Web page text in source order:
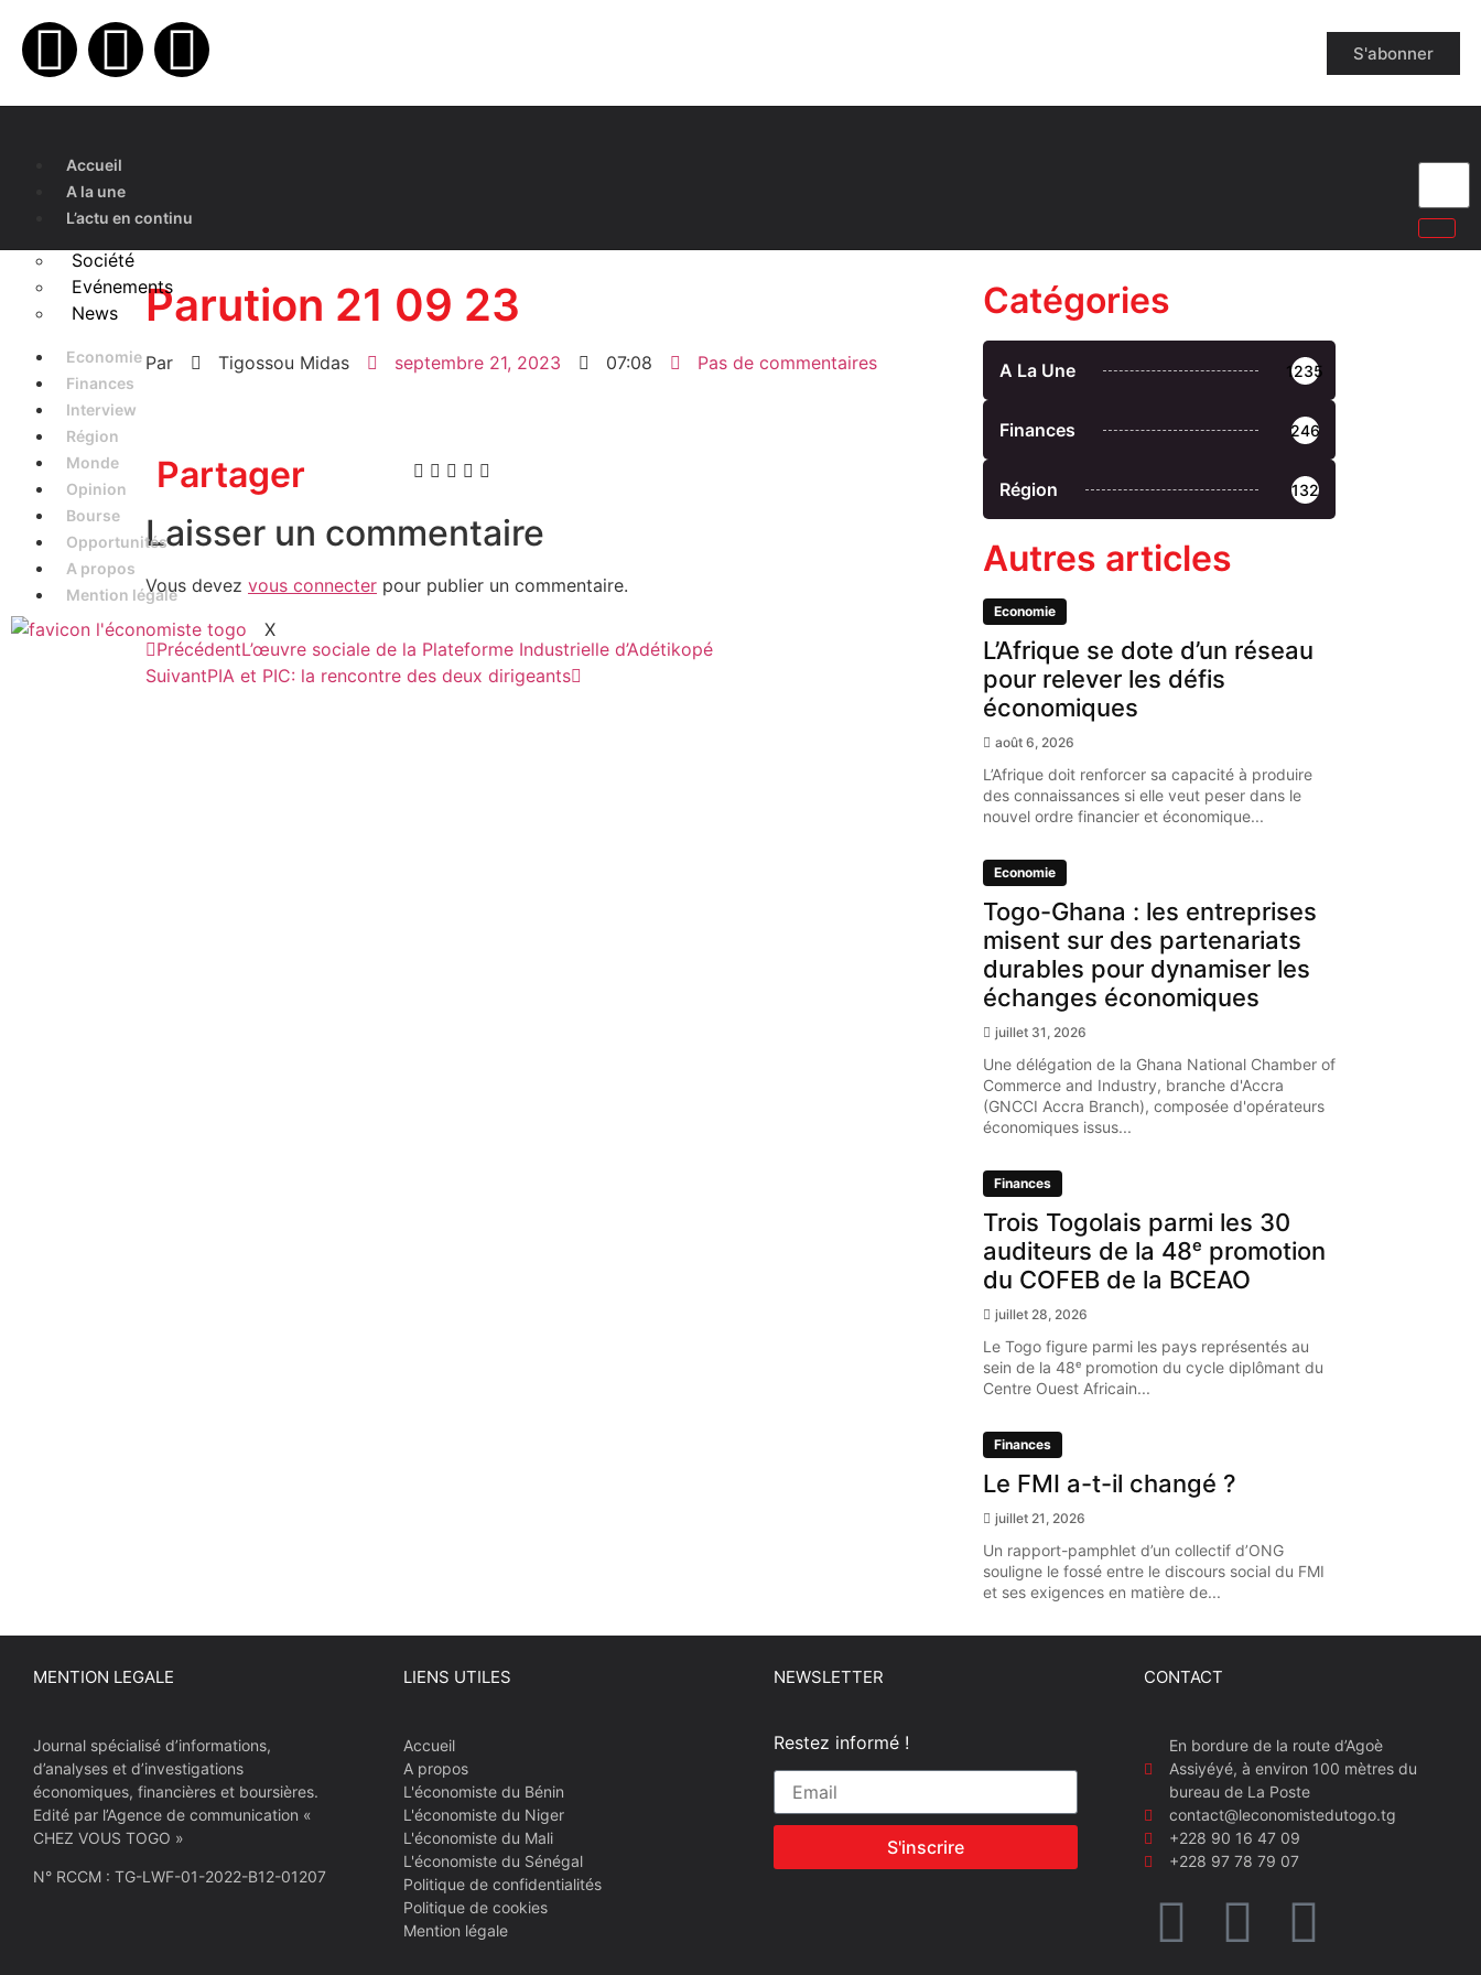
S'abonner
Accueil
A la une
L’actu en continu
Société
Evénements
News
Economie
Finances
Interview
Région
Monde
Opinion
Bourse
Opportunités
A propos
Mention légale
X
Parution 21 09 23
Par Tigossou Midas septembre 21, 2023 07:08 Pas de commentaires
Partager
Laisser un commentaire
Vous devez vous connecter pour publier un commentaire.
PrécédentL’œuvre sociale de la Plateforme Industrielle d’Adétikopé
SuivantPIA et PIC: la rencontre des deux dirigeants
Catégories
A La Une 1235
Finances 246
Région 132
Autres articles
Economie
L’Afrique se dote d’un réseau
pour relever les défis
économiques
août 6, 2026
L’Afrique doit renforcer sa capacité à produire
des connaissances si elle veut peser dans le
nouvel ordre financier et économique...
Economie
Togo-Ghana : les entreprises
misent sur des partenariats
durables pour dynamiser les
échanges économiques
juillet 31, 2026
Une délégation de la Ghana National Chamber of
Commerce and Industry, branche d'Accra
(GNCCI Accra Branch), composée d'opérateurs
économiques issus...
Finances
Trois Togolais parmi les 30
auditeurs de la 48ᵉ promotion
du COFEB de la BCEAO
juillet 28, 2026
Le Togo figure parmi les pays représentés au
sein de la 48ᵉ promotion du cycle diplômant du
Centre Ouest Africain...
Finances
Le FMI a-t-il changé ?
juillet 21, 2026
Un rapport-pamphlet d’un collectif d’ONG
souligne le fossé entre le discours social du FMI
et ses exigences en matière de...
MENTION LEGALE
Journal spécialisé d’informations,
d’analyses et d’investigations
économiques, financières et boursières.
Edité par l’Agence de communication «
CHEZ VOUS TOGO »
N° RCCM : TG-LWF-01-2022-B12-01207
LIENS UTILES
Accueil
A propos
L'économiste du Bénin
L'économiste du Niger
L'économiste du Mali
L'économiste du Sénégal
Politique de confidentialités
Politique de cookies
Mention légale
NEWSLETTER
Restez informé !
S'inscrire
CONTACT
En bordure de la route d’Agoè
Assiyéyé, à environ 100 mètres du
bureau de La Poste
contact@leconomistedutogo.tg
+228 90 16 47 09
+228 97 78 79 07